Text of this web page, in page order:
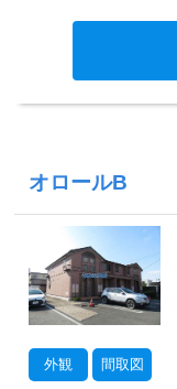
オロールB
外観 間取図